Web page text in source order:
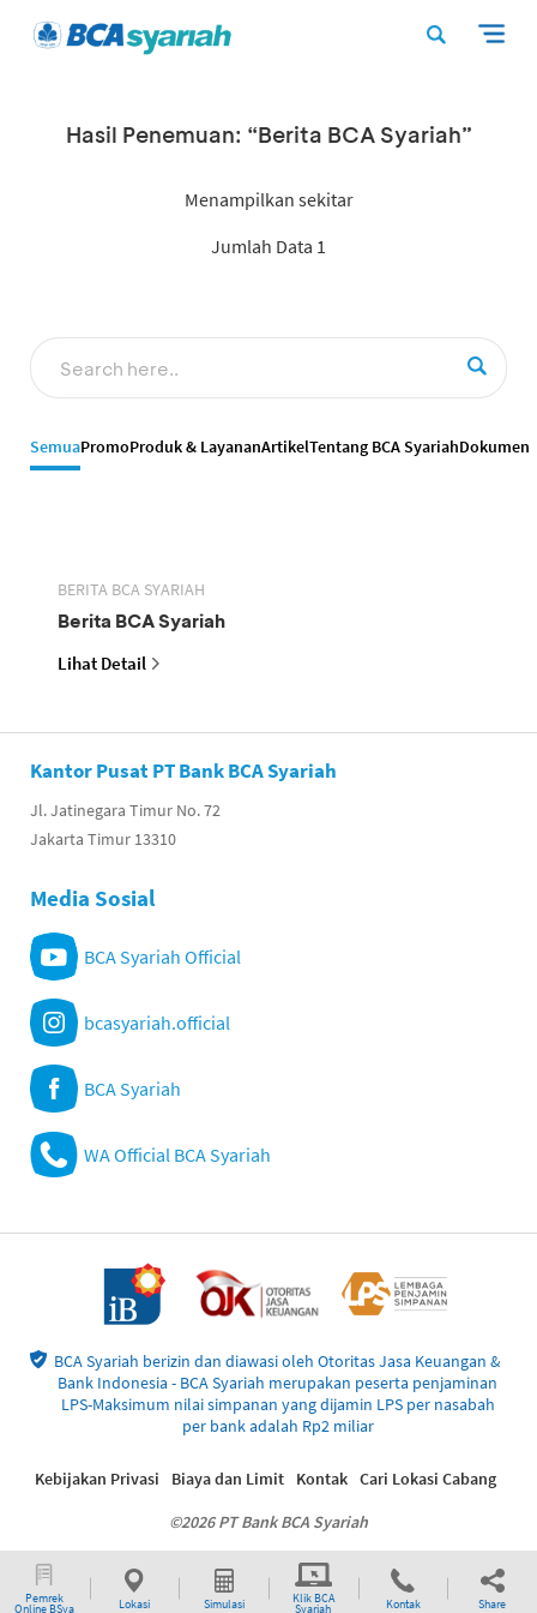
Pemrek
Online BSya Lokasi Simulasi Klik BCA
Syariah Kontak Share
Hasil Penemuan: “Berita BCA Syariah”
Menampilkan sekitar
Jumlah Data 1
SemuaPromoProduk & LayananArtikelTentang BCA SyariahDokumen
BERITA BCA SYARIAH
Berita BCA Syariah
Lihat Detail
Kantor Pusat PT Bank BCA Syariah
Jl. Jatinegara Timur No. 72
Jakarta Timur 13310
Media Sosial
BCA Syariah Official
bcasyariah.official
BCA Syariah
WA Official BCA Syariah
BCA Syariah berizin dan diawasi oleh Otoritas Jasa Keuangan &
Bank Indonesia - BCA Syariah merupakan peserta penjaminan
LPS-Maksimum nilai simpanan yang dijamin LPS per nasabah
per bank adalah Rp2 miliar
©2026 PT Bank BCA Syariah
Kebijakan Privasi Biaya dan Limit Kontak Cari Lokasi Cabang